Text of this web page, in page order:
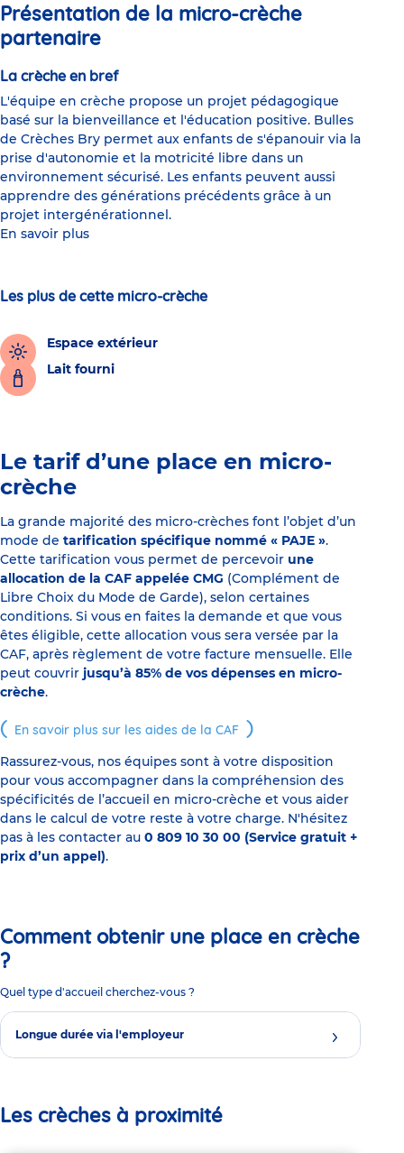
Présentation de la micro-crèche
partenaire
La crèche en bref
L'équipe en crèche propose un projet pédagogique
basé sur la bienveillance et l'éducation positive. Bulles
de Crèches Bry permet aux enfants de s'épanouir via la
prise d'autonomie et la motricité libre dans un
environnement sécurisé. Les enfants peuvent aussi
apprendre des générations précédents grâce à un
projet intergénérationnel.
En savoir plus
Les plus de cette micro-crèche
Espace extérieur
Lait fourni
Le tarif d’une place en micro-
crèche
La grande majorité des micro-crèches font l’objet d’un
mode de tarification spécifique nommé « PAJE ».
Cette tarification vous permet de percevoir une
allocation de la CAF appelée CMG (Complément de
Libre Choix du Mode de Garde), selon certaines
conditions. Si vous en faites la demande et que vous
êtes éligible, cette allocation vous sera versée par la
CAF, après règlement de votre facture mensuelle. Elle
peut couvrir jusqu’à 85% de vos dépenses en micro-
crèche.
En savoir plus sur les aides de la CAF
Rassurez-vous, nos équipes sont à votre disposition
pour vous accompagner dans la compréhension des
spécificités de l’accueil en micro-crèche et vous aider
dans le calcul de votre reste à votre charge. N'hésitez
pas à les contacter au 0 809 10 30 00 (Service gratuit +
prix d’un appel).
Comment obtenir une place en crèche
?
Quel type d'accueil cherchez-vous ?
Longue durée via l'employeur
Les crèches à proximité